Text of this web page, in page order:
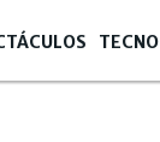
TECNO